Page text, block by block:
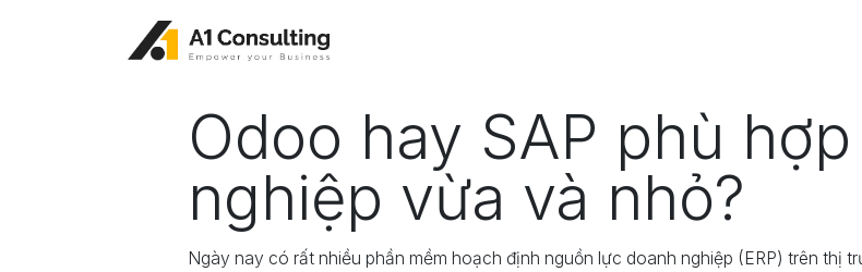
Odoo hay SAP phù
nghiệp vừa và nhỏ?
Ngày nay có rất nhiều phần mềm hoạch định nguồn lực doanh nghiệp (ERP) trên thị